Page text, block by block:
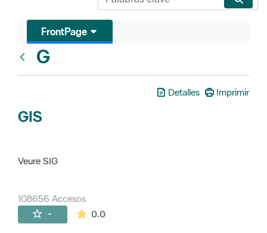
FrontPage
G
Detalles Imprimir
GIS
Veure SIG
108656 Accesos
- 0.0La valoración media es de 0 estrellas de